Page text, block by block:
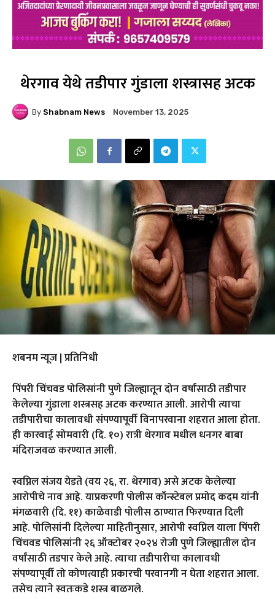
थेरगाव येथे तडीपार गुंडाला शस्त्रासह अटक
By Shabnam News November 13, 2025
शबनम न्यूज | प्रतिनिधी
पिंपरी चिंचवड पोलिसांनी पुणे जिल्ह्यातून दोन वर्षांसाठी तडीपार
केलेल्या गुंडाला शस्त्रसह अटक करण्यात आली. आरोपी त्याचा
तडीपारीचा कालावधी संपण्यापूर्वी विनापरवाना शहरात आला होता.
ही कारवाई सोमवारी (दि. १०) रात्री थेरगाव मधील धनगर बाबा
मंदिराजवळ करण्यात आली.
स्वप्निल संजय येडते (वय २६, रा. थेरगाव) असे अटक केलेल्या
आरोपीचे नाव आहे. याप्रकरणी पोलीस कॉन्स्टेबल प्रमोद कदम यांनी
मंगळवारी (दि. ११) काळेवाडी पोलीस ठाण्यात फिरण्यात दिली
आहे. पोलिसांनी दिलेल्या माहितीनुसार, आरोपी स्वप्निल याला पिंपरी
चिंचवड पोलिसांनी २६ ऑक्टोबर २०२४ रोजी पुणे जिल्ह्यातील दोन
वर्षांसाठी तडपार केले आहे. त्याचा तडीपारीचा कालावधी
संपण्यापूर्वी तो कोणत्याही प्रकारची परवानगी न घेता शहरात आला.
तसेच त्याने स्वतःकडे शस्त्र बाळगले.